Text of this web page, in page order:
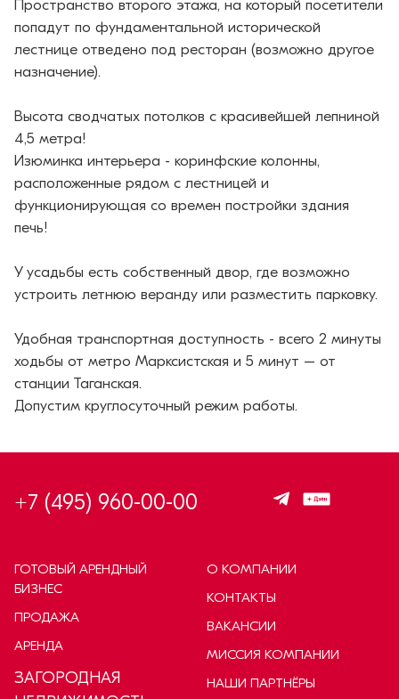
Пространство второго этажа, на который посетители
попадут по фундаментальной исторической
лестнице отведено под ресторан (возможно другое
назначение).
Высота сводчатых потолков с красивейшей лепниной
4,5 метра! ⠀
Изюминка интерьера - коринфские колонны,
расположенные рядом с лестницей и
функционирующая со времен постройки здания
печь!
У усадьбы есть собственный двор, где возможно
устроить летнюю веранду или разместить парковку.
Удобная транспортная доступность - всего 2 минуты
ходьбы от метро Марксистская и 5 минут – от
станции Таганская.
Допустим круглосуточный режим работы.
+7 (495) 960-00-00
ГОТОВЫЙ АРЕНДНЫЙ
БИЗНЕС
ПРОДАЖА
АРЕНДА
ЗАГОРОДНАЯ
О КОМПАНИИ
КОНТАКТЫ
ВАКАНСИИ
МИССИЯ КОМПАНИИ
НАШИ ПАРТНЁРЫ